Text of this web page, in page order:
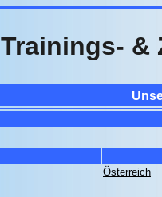
Trainings- &
Österreich